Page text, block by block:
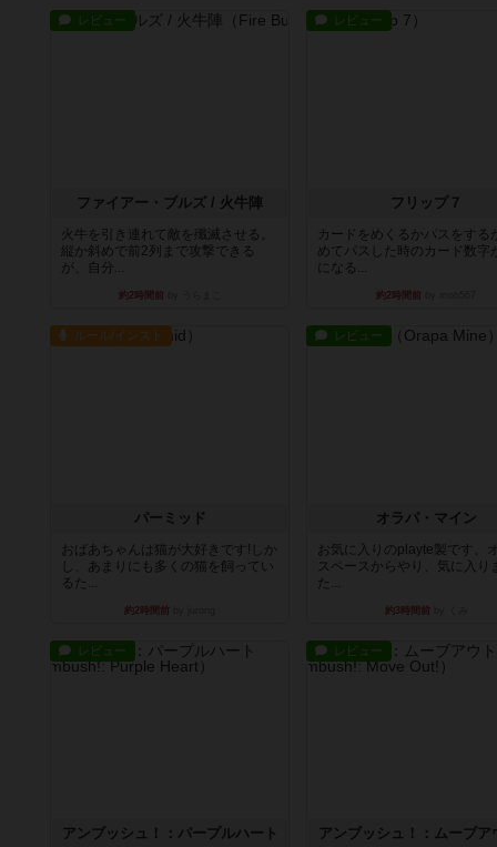
レビュー
ファイアー・ブルズ / 火牛陣
火牛を引き連れて敵を殲滅させる。
縦か斜めで前2列まで攻撃できる
が、自分...
約2時間前
レビュー
フリップ７
カードをめくるかパスをする
めてパスした時のカード数字
になる...
約2時間前
ルール/インスト
パーミッド
おばあちゃんは猫が大好きです!しか
し、あまりにも多くの猫を飼ってい
るた...
約2時間前
レビュー
オラパ・マイン
お気に入りのplayte製です。
スペースからやり、気に入り
た...
約3時間前
レビュー
アンブッシュ！：パープルハート
レビュー
アンブッシュ！：ムーブア